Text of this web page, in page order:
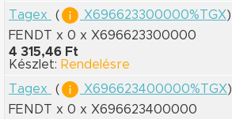
Tagex
( X696623300000%TGX)
FENDT x 0 x X696623300000
4 315,46 Ft
Készlet: Rendelésre
Tagex
( X696623400000%TGX)
FENDT x 0 x X696623400000